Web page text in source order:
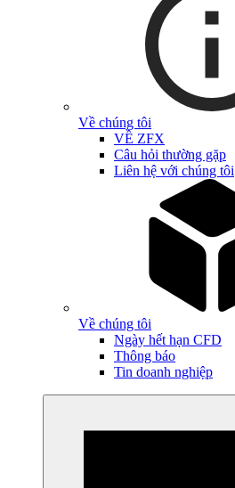
Về chúng tôi
VỀ ZFX
Câu hỏi thường gặp
Liên hệ với chúng tôi
Về chúng tôi
Ngày hết hạn CFD
Thông báo
Tin doanh nghiệp